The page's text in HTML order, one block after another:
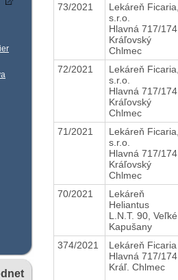
73/2021
Lekáreň Ficaria,
s.r.o.
Hlavná 717/174,
Kráľovský
Chlmec
72/2021
Lekáreň Ficaria,
s.r.o.
Hlavná 717/174,
Kráľovský
Chlmec
71/2021
Lekáreň Ficaria,
s.r.o.
Hlavná 717/174,
Kráľovský
Chlmec
70/2021
Lekáreň
Heliantus
L.N.T. 90, Veľké
Kapušany
374/2021
Lekáreň Ficaria
Hlavná 717/174,
Kráľ. Chlmec